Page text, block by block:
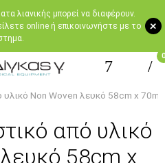
+
λιανικής μπορεί να διαφέρουν.
online ή επικοινωνήστε με το
0
υλικό Non Woven λευκό 58cm x 70m
από υλικό
58cm x